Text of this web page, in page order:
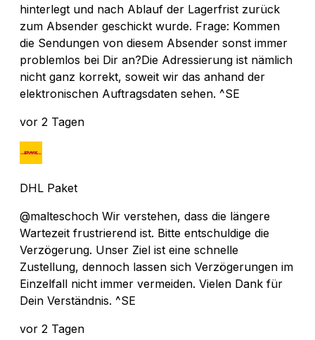
hinterlegt und nach Ablauf der Lagerfrist zurück
zum Absender geschickt wurde. Frage: Kommen
die Sendungen von diesem Absender sonst immer
problemlos bei Dir an?Die Adressierung ist nämlich
nicht ganz korrekt, soweit wir das anhand der
elektronischen Auftragsdaten sehen. ^SE
vor 2 Tagen
DHL Paket
@malteschoch Wir verstehen, dass die längere
Wartezeit frustrierend ist. Bitte entschuldige die
Verzögerung. Unser Ziel ist eine schnelle
Zustellung, dennoch lassen sich Verzögerungen im
Einzelfall nicht immer vermeiden. Vielen Dank für
Dein Verständnis. ^SE
vor 2 Tagen